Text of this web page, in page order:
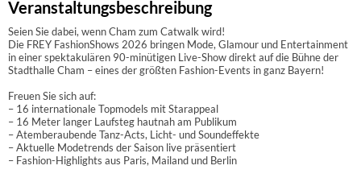
Veranstaltungsbeschreibung
Seien Sie dabei, wenn Cham zum Catwalk wird!
Die FREY FashionShows 2026 bringen Mode, Glamour und Entertainment
in einer spektakulären 90-minütigen Live-Show direkt auf die Bühne der
Stadthalle Cham – eines der größten Fashion-Events in ganz Bayern!
Freuen Sie sich auf:
– 16 internationale Topmodels mit Starappeal
– 16 Meter langer Laufsteg hautnah am Publikum
– Atemberaubende Tanz-Acts, Licht- und Soundeffekte
– Aktuelle Modetrends der Saison live präsentiert
– Fashion-Highlights aus Paris, Mailand und Berlin